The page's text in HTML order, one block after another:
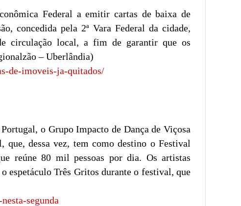
Federal a emitir cartas de baixa de
concedida pela 2ª Vara Federal da cidade,
circulação local, a fim de garantir que os
– Uberlândia)
de-imoveis-ja-quitados/
o Grupo Impacto de Dança de Viçosa
que, dessa vez, tem como destino o Festival
reúne 80 mil pessoas por dia. Os artistas
espetáculo Três Gritos durante o festival, que
segunda